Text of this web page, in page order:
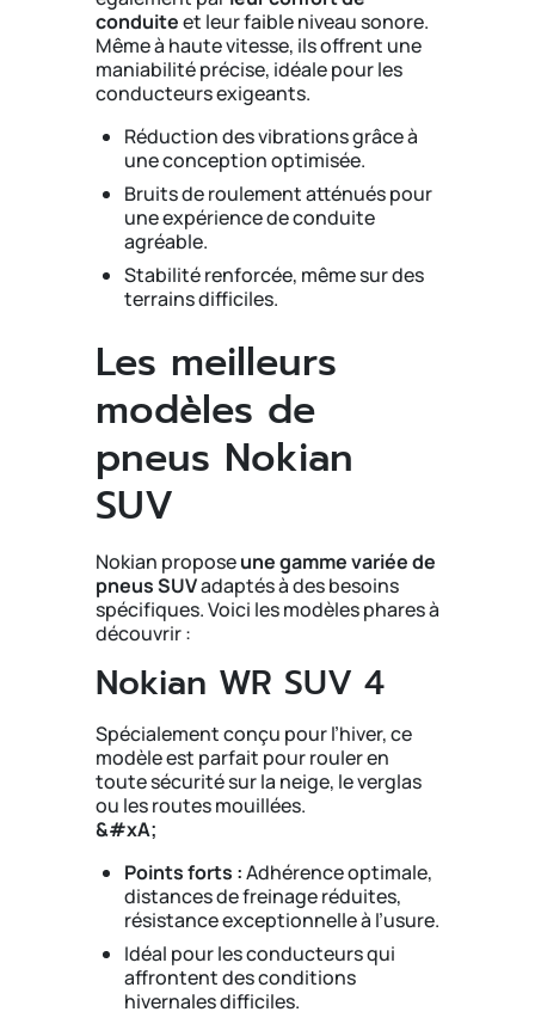
conduiteet leur faible niveau sonore.
Même à haute vitesse, ils offrent une
maniabilité précise, idéale pour les
conducteurs exigeants.
Réduction des vibrations grâce à
une conception optimisée.
Bruits de roulement atténués pour
une expérience de conduite
agréable.
Stabilité renforcée, même sur des
terrains difficiles.
Les meilleurs
modèles de
pneus Nokian
SUV
Nokian proposeune gamme variée de
pneus SUVadaptés à des besoins
spécifiques. Voici les modèles phares à
découvrir :
Nokian WR SUV 4
Spécialement conçu pour l’hiver, ce
modèle est parfait pour rouler en
toute sécurité sur la neige, le verglas
ou les routes mouillées.
&#xA;
Points forts :Adhérence optimale,
distances de freinage réduites,
résistance exceptionnelle à l’usure.
Idéal pour les conducteurs qui
affrontent des conditions
hivernales difficiles.